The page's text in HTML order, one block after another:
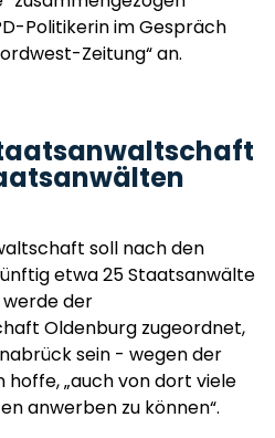
Politikerin im Gespräch
Zeitung“ an.
soll nach den
etwa 25 Staatsanwälte
werde der
Oldenburg zugeordnet,
sein - wegen der
hoffe, „auch von dort viele
anwerben zu können“.